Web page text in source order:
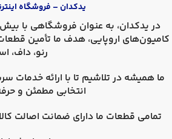
یدکدان – فروشگاه
در یدکدان
کامیون‌های اروپایی، هدف ما تأمین
رنو، داف،
ما همیشه در تلاشیم تا با ارائه
انتخابی مطمئن و
تمامی قطعات ما دارای ضمانت اصالت کالا